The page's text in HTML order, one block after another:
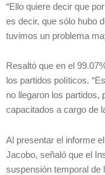
“Ello quiere decir que
es decir, que sólo hubo
tuvimos un problema
Resaltó que en el
los partidos políticos.
no llegaron los partidos,
capacitados a cargo de
Al presentar el informe
Jacobo, señaló que el
suspensión temporal de